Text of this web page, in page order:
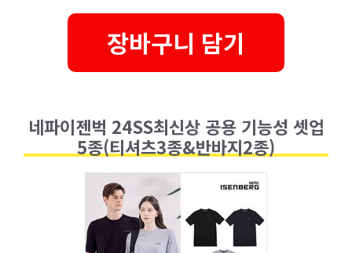
장바구니 담기
네파이젠벅 24SS최신상 공용 기능성 셋업
5종(티셔츠3종&반바지2종)